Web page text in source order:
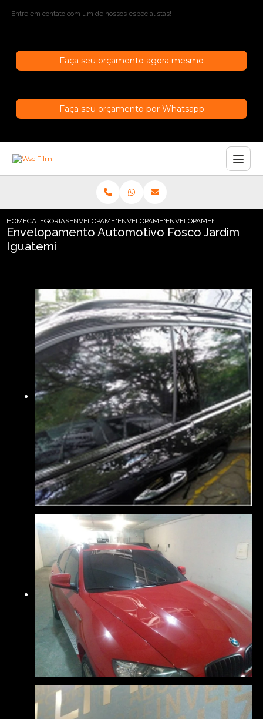
Entre em contato com um de nossos especialistas!
Faça seu orçamento agora mesmo
Faça seu orçamento por Whatsapp
HOMECATEGORIASENVELOPAMENTO AUTOMOTIVO
ENVELOPAMENTO AUTOMOTIVO INCOLOR
ENVELOPAMENTO
Envelopamento Automotivo Fosco Jardim
Iguatemi